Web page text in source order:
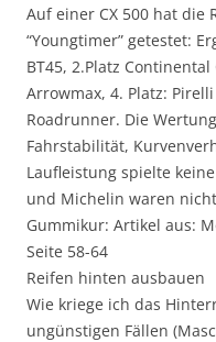
Auf einer CX 500 hat die
“Youngtimer” getestet:
BT45, 2.Platz
Arrowmax, 4. Platz:
Roadrunner. Die
Fahrstabilität,
Laufleistung spielte
und Michelin waren
Gummikur: Artikel aus:
Seite 58-64
Reifen hinten ausbauen
Wie kriege ich das
ungünstigen Fällen